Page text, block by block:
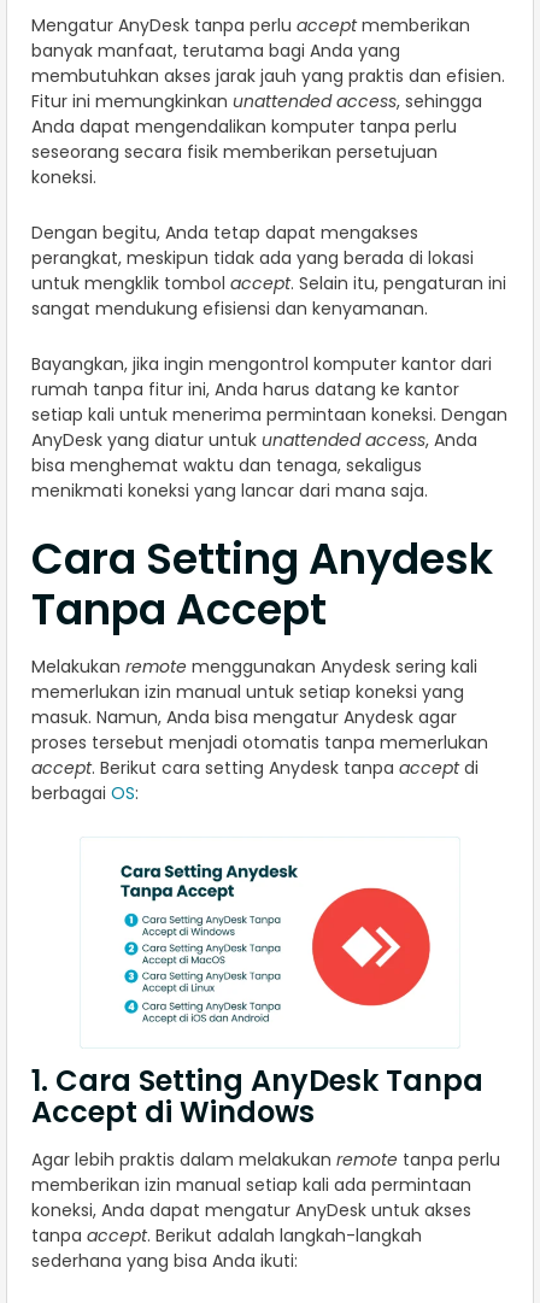
Mengatur AnyDesk tanpa perlu acceptmemberikan
banyak manfaat, terutama bagi Anda yang
membutuhkan akses jarak jauh yang praktis dan efisien.
Fitur ini memungkinkan unattended access, sehingga
Anda dapat mengendalikan komputer tanpa perlu
seseorang secara fisik memberikan persetujuan
koneksi.
Dengan begitu, Anda tetap dapat mengakses
perangkat, meskipun tidak ada yang berada di lokasi
untuk mengklik tombol accept. Selain itu, pengaturan ini
sangat mendukung efisiensi dan kenyamanan.
Bayangkan, jika ingin mengontrol komputer kantor dari
rumah tanpa fitur ini, Anda harus datang ke kantor
setiap kali untuk menerima permintaan koneksi. Dengan
AnyDesk yang diatur untuk unattended access, Anda
bisa menghemat waktu dan tenaga, sekaligus
menikmati koneksi yang lancar dari mana saja.
Cara Setting Anydesk
Tanpa Accept​
Melakukan remote menggunakan Anydesk sering kali
memerlukan izin manual untuk setiap koneksi yang
masuk. Namun, Anda bisa mengatur Anydesk agar
proses tersebut menjadi otomatis tanpa memerlukan
accept. Berikut cara setting Anydesk tanpa acceptdi
berbagai OS:
1. Cara Setting AnyDesk Tanpa
Accept di Windows
Agar lebih praktis dalam melakukan remote tanpa perlu
memberikan izin manual setiap kali ada permintaan
koneksi, Anda dapat mengatur AnyDesk untuk akses
tanpa accept. Berikut adalah langkah-langkah
sederhana yang bisa Anda ikuti: